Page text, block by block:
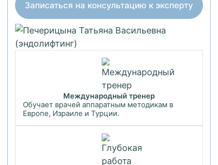
Записаться на консультацию к эксперту
Международный тренер
Обучает врачей аппаратным методикам в
Европе, Израиле и Турции.